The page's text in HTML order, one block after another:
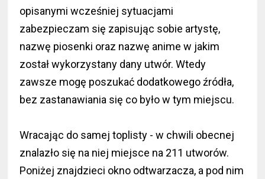
opisanymi wcześniej sytuacjami
zabezpieczam się zapisując sobie artystę,
nazwę piosenki oraz nazwę anime w jakim
został wykorzystany dany utwór. Wtedy
zawsze mogę poszukać dodatkowego źródła,
bez zastanawiania się co było w tym miejscu.
Wracając do samej toplisty - w chwili obecnej
znalazło się na niej miejsce na 211 utworów.
Poniżej znajdzieci okno odtwarzacza, a pod nim